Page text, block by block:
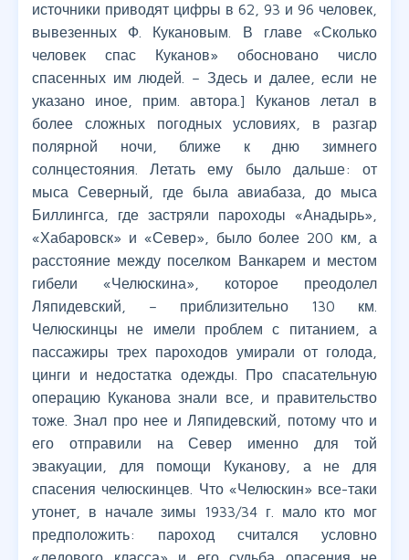
источники приводят цифры в 62, 93 и 96 человек,
вывезенных Ф. Кукановым. В главе «Сколько
человек спас Куканов» обосновано число
спасенных им людей. – Здесь и далее, если не
указано иное, прим. автора.] Куканов летал в
более сложных погодных условиях, в разгар
полярной ночи, ближе к дню зимнего
солнцестояния. Летать ему было дальше: от
мыса Северный, где была авиабаза, до мыса
Биллингса, где застряли пароходы «Анадырь»,
«Хабаровск» и «Север», было более 200 км, а
расстояние между поселком Ванкарем и местом
гибели «Челюскина», которое преодолел
Ляпидевский, – приблизительно 130 км.
Челюскинцы не имели проблем с питанием, а
пассажиры трех пароходов умирали от голода,
цинги и недостатка одежды. Про спасательную
операцию Куканова знали все, и правительство
тоже. Знал про нее и Ляпидевский, потому что и
его отправили на Север именно для той
эвакуации, для помощи Куканову, а не для
спасения челюскинцев. Что «Челюскин» все-таки
утонет, в начале зимы 1933/34 г. мало кто мог
предположить: пароход считался условно